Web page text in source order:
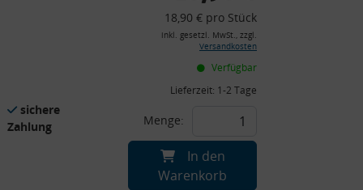
sichere
Zahlung
18,90 € pro Stück
inkl. gesetzl. MwSt., zzgl.
Versandkosten
Verfügbar
Lieferzeit: 1-2 Tage
Menge:
In den
Warenkorb